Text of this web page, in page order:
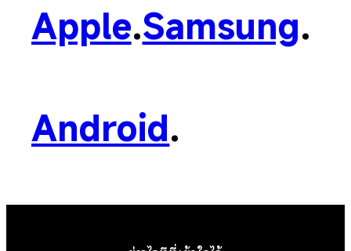
Apple.Samsung.
Android.